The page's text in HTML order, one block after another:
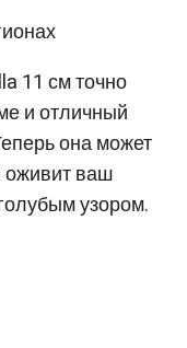
11 см точно
и отличный
она может
оживит ваш
узором.